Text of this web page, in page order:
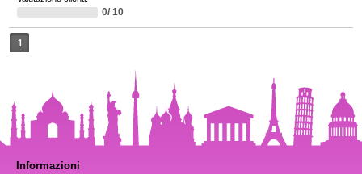
0/ 10
1
Informazioni